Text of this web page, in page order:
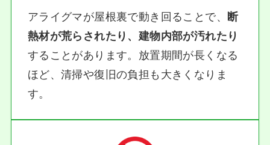
アライグマが屋根裏で動き回ることで、 断
熱材が荒らされたり、建物内部が汚れたり
することがあります。放置期間が長くなる
ほど、清掃や復旧の負担も大きくなりま
す。